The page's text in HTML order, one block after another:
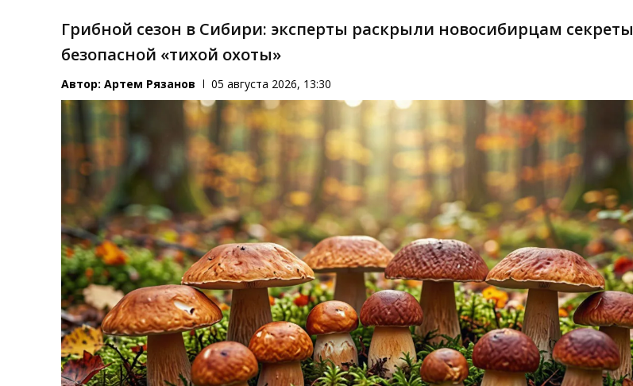
Грибной сезон в Сибири: эксперты раскрыли новосибирцам секреты
безопасной «тихой охоты»
Автор:Артем Рязанов 05 августа 2026, 13:30